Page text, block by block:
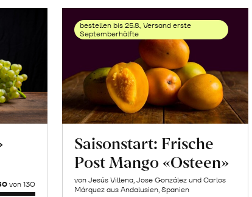
von 130
bestellen bis 25.8., Versand erste
Septemberhälfte
Saisonstart: Frische
Post Mango «Osteen»
von Jesús Villena, Jose González und Carlos
Márquez aus Andalusien, Spanien